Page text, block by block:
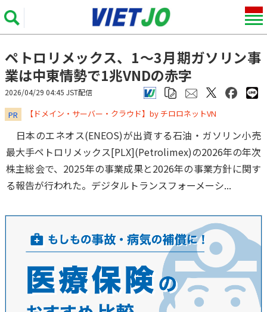
ペトロリメックス、1～3月期ガソリン事
業は中東情勢で1兆VNDの赤字
2026/04/29 04:45 JST配信
PR ​​​​​​​【ドメイン・サーバー・クラウド】by チロロネットVN
日本のエネオス(ENEOS)が出資する石油・ガソリン小売
最大手ペトロリメックス[PLX](Petrolimex)の2026年の年次
株主総会で、2025年の事業成果と2026年の事業方針に関す
る報告が行われた。デジタルトランスフォーメーシ...